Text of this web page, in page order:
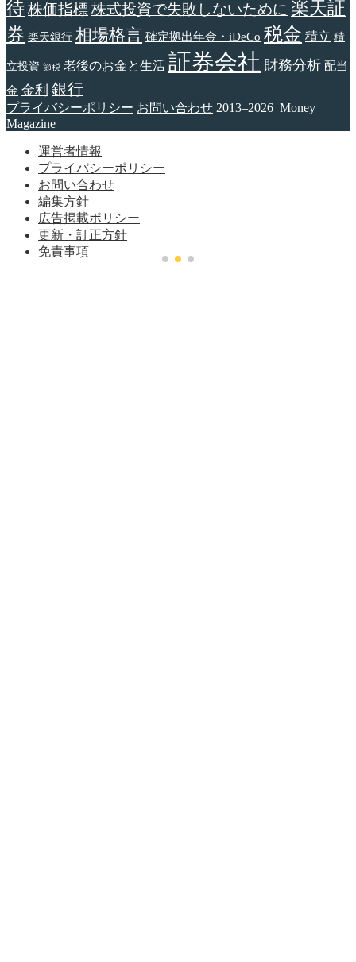
待株価指標株式投資で失敗しないために 楽天証
券 楽天銀行 相場格言 確定拠出年金・iDeCo 税金 積立 積
立投資 節税 老後のお金と生活 証券会社 財務分析 配当
金 金利 銀行
プライバシーポリシー お問い合わせ 2013–2026 Money
Magazine
運営者情報
プライバシーポリシー
お問い合わせ
編集方針
広告掲載ポリシー
更新・訂正方針
免責事項